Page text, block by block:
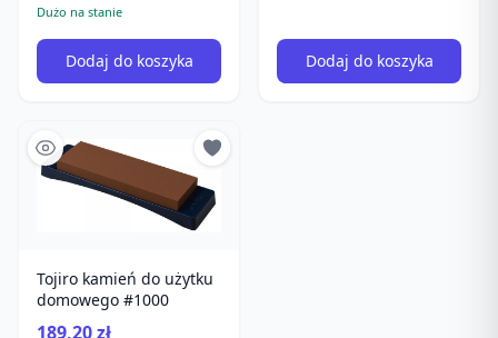
Dużo na stanie
Dodaj do koszyka Dodaj do koszyka
Tojiro kamień do użytku
domowego #1000
189,20 zł